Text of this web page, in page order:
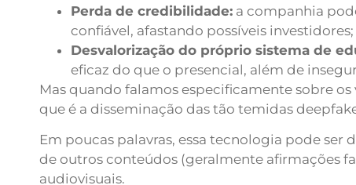
Perda de credibilidade: a companhia
confiável, afastando possíveis investidores;
Desvalorização do próprio sistema de
eficaz do que o presencial, além de
Mas quando falamos especificamente sobre
que é a disseminação das tão temidas
Em poucas palavras, essa tecnologia pode
de outros conteúdos (geralmente afirmações
audiovisuais.